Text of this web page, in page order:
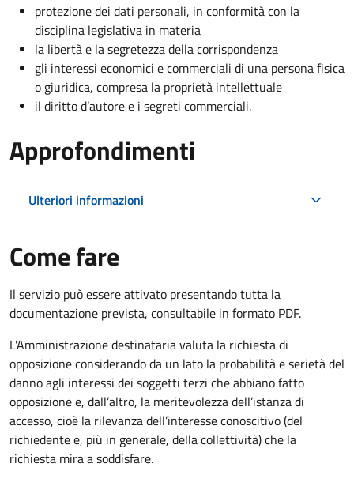
protezione dei dati personali, in conformità con la
disciplina legislativa in materia
la libertà e la segretezza della corrispondenza
gli interessi economici e commerciali di una persona fisica
o giuridica, compresa la proprietà intellettuale
il diritto d’autore e i segreti commerciali.
Approfondimenti
Ulteriori informazioni
Come fare
Il servizio può essere attivato presentando tutta la
documentazione prevista, consultabile in formato PDF.
L'Amministrazione destinataria valuta la richiesta di
opposizione considerando da un lato la probabilità e serietà del
danno agli interessi dei soggetti terzi che abbiano fatto
opposizione e, dall’altro, la meritevolezza dell’istanza di
accesso, cioè la rilevanza dell’interesse conoscitivo (del
richiedente e, più in generale, della collettività) che la
richiesta mira a soddisfare.